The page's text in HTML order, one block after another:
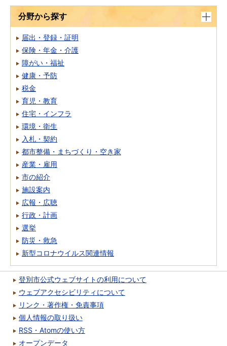
分野から探す
届出・登録・証明
保険・年金・介護
障がい・福祉
健康・予防
税金
育児・教育
住宅・インフラ
環境・衛生
入札・契約
都市整備・まちづくり・空き家
産業・雇用
市の紹介
施設案内
広報・広聴
行政・計画
選挙
防災・救急
新型コロナウイルス関連情報
登別市公式ウェブサイトの利用について
ウェブアクセシビリティについて
リンク・著作権・免責事項
個人情報の取り扱い
RSS・Atomの使い方
オープンデータ